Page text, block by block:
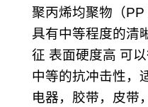
聚丙烯均聚物（PP
具有中等程度的清
征 表面硬度高 可
中等的抗冲击性，
电器，胶带，皮带